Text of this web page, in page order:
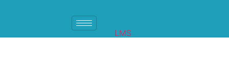
LMS